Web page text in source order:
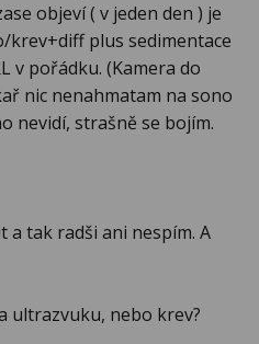
objeví ( v jeden den ) je
krev+diff plus sedimentace
v pořádku. (Kamera do
nic nenahmatam na sono
nevidí, strašně se bojím.
a tak radši ani nespím. A
ultrazvuku, nebo krev?